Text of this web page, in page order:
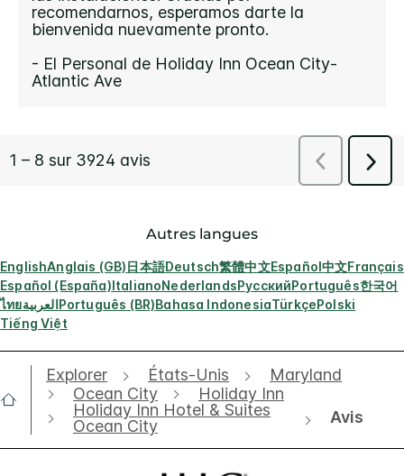
Autres langues
EnglishAnglais (GB)日本語Deutsch繁體中文Español中文Français
Español (España)ItalianoNederlandsРусскийPortuguês한국어
ไทยالعربيةPortuguês (BR)Bahasa IndonesiaTürkçePolski
Tiếng Việt
Explorer États-Unis
Maryland
Ocean City
Holiday Inn
Holiday Inn Hotel & Suites
Ocean City
Avis